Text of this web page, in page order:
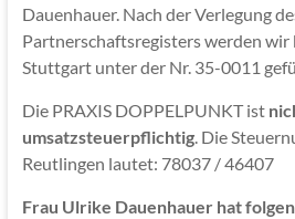
Dauenhauer. Nach der Verlegung
Partnerschaftsregisters werden
Stuttgart unter der Nr. 35-0011
Die PRAXIS DOPPELPUNKT ist
umsatzsteuerpflichtig. Die
Reutlingen lautet: 78037 / 46407
Frau Ulrike Dauenhauer hat